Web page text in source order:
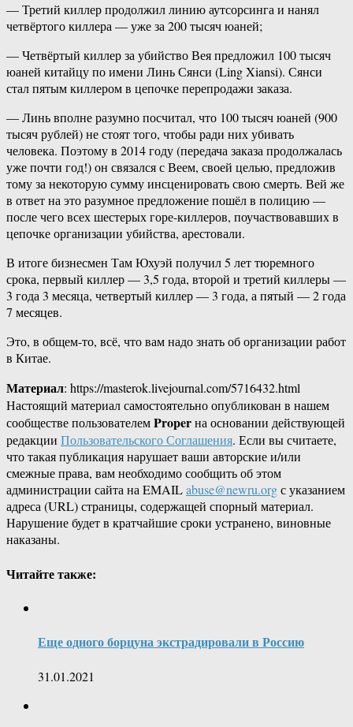
— Третий киллер продолжил линию аутсорсинга и нанял
четвёртого киллера — уже за 200 тысяч юаней;
— Четвёртый киллер за убийство Вея предложил 100 тысяч
юаней китайцу по имени Линь Сянси (Ling Xiansi). Сянси
стал пятым киллером в цепочке перепродажи заказа.
— Линь вполне разумно посчитал, что 100 тысяч юаней (900
тысяч рублей) не стоят того, чтобы ради них убивать
человека. Поэтому в 2014 году (передача заказа продолжалась
уже почти год!) он связался с Веем, своей целью, предложив
тому за некоторую сумму инсценировать свою смерть. Вей же
в ответ на это разумное предложение пошёл в полицию —
после чего всех шестерых горе-киллеров, поучаствовавших в
цепочке организации убийства, арестовали.
В итоге бизнесмен Там Юхуэй получил 5 лет тюремного
срока, первый киллер — 3,5 года, второй и третий киллеры —
3 года 3 месяца, четвертый киллер — 3 года, а пятый — 2 года
7 месяцев.
Это, в общем-то, всё, что вам надо знать об организации работ
в Китае.
Материал: https://masterok.livejournal.com/5716432.html
Настоящий материал самостоятельно опубликован в нашем
сообществе пользователемProperна основании действующей
редакции Пользовательского Соглашения. Если вы считаете,
что такая публикация нарушает ваши авторские и/или
смежные права, вам необходимо сообщить об этом
администрации сайта на EMAILabuse@newru.orgс указанием
адреса (URL) страницы, содержащей спорный материал.
Нарушение будет в кратчайшие сроки устранено, виновные
наказаны.
Читайте также:
Еще одного борцуна экстрадировали в Россию
31.01.2021